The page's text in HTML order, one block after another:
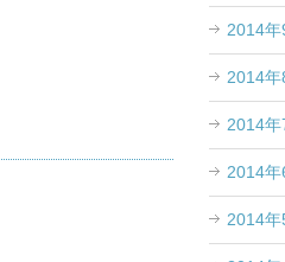
2014年
2014年
2014年
2014年
2014年